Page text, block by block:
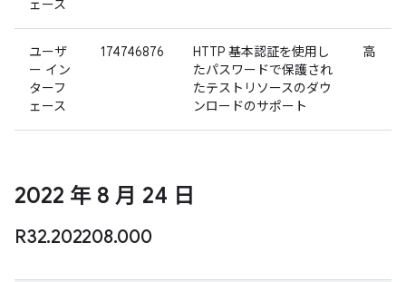
ェース
ユーザ
ー イン
ターフ
ェース
174746876
HTTP 基本認証を使用し
たパスワードで保護され
たテストリソースのダウ
ンロードのサポート
高
2022 年 8 月 24 日
R32.202208.000